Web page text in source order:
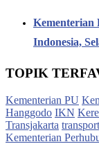
Kementerian
Indonesia,
TOPIK
Kementerian PU
Hanggodo IKN
Transjakarta
Kementerian